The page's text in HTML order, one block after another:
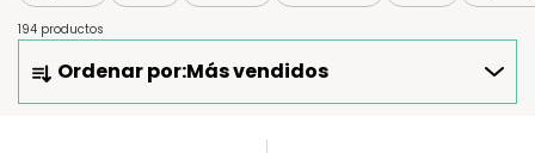
194 productos
D
Ordenar por:Más vendidos